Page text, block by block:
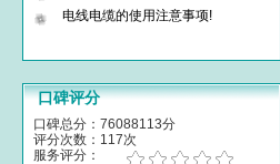
电线电缆的使用注意事项!
口碑评分
口碑总分：76088113分
评分次数：117次
服务评分：